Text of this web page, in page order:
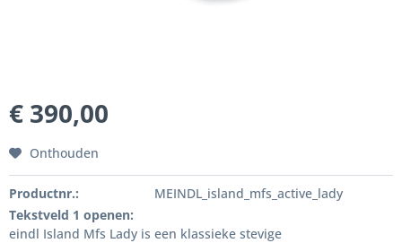
€ 390,00
Onthouden
Productnr.:
MEINDL_island_mfs_active_lady
Tekstveld 1 openen:
eindl Island Mfs Lady is een klassieke stevige